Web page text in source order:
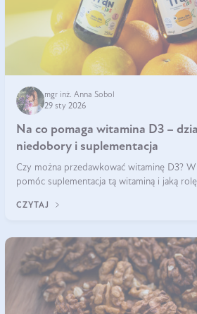
mgr inż. Anna Sobol
29 sty 2026
Na co pomaga witamina D3 –
niedobory i suplementacja
Czy można przedawkować witaminę D3?
pomóc suplementacja tą witaminą i jaką
zalecane jest jesienią i zimą, ale czy wiesz,
CZYTAJ